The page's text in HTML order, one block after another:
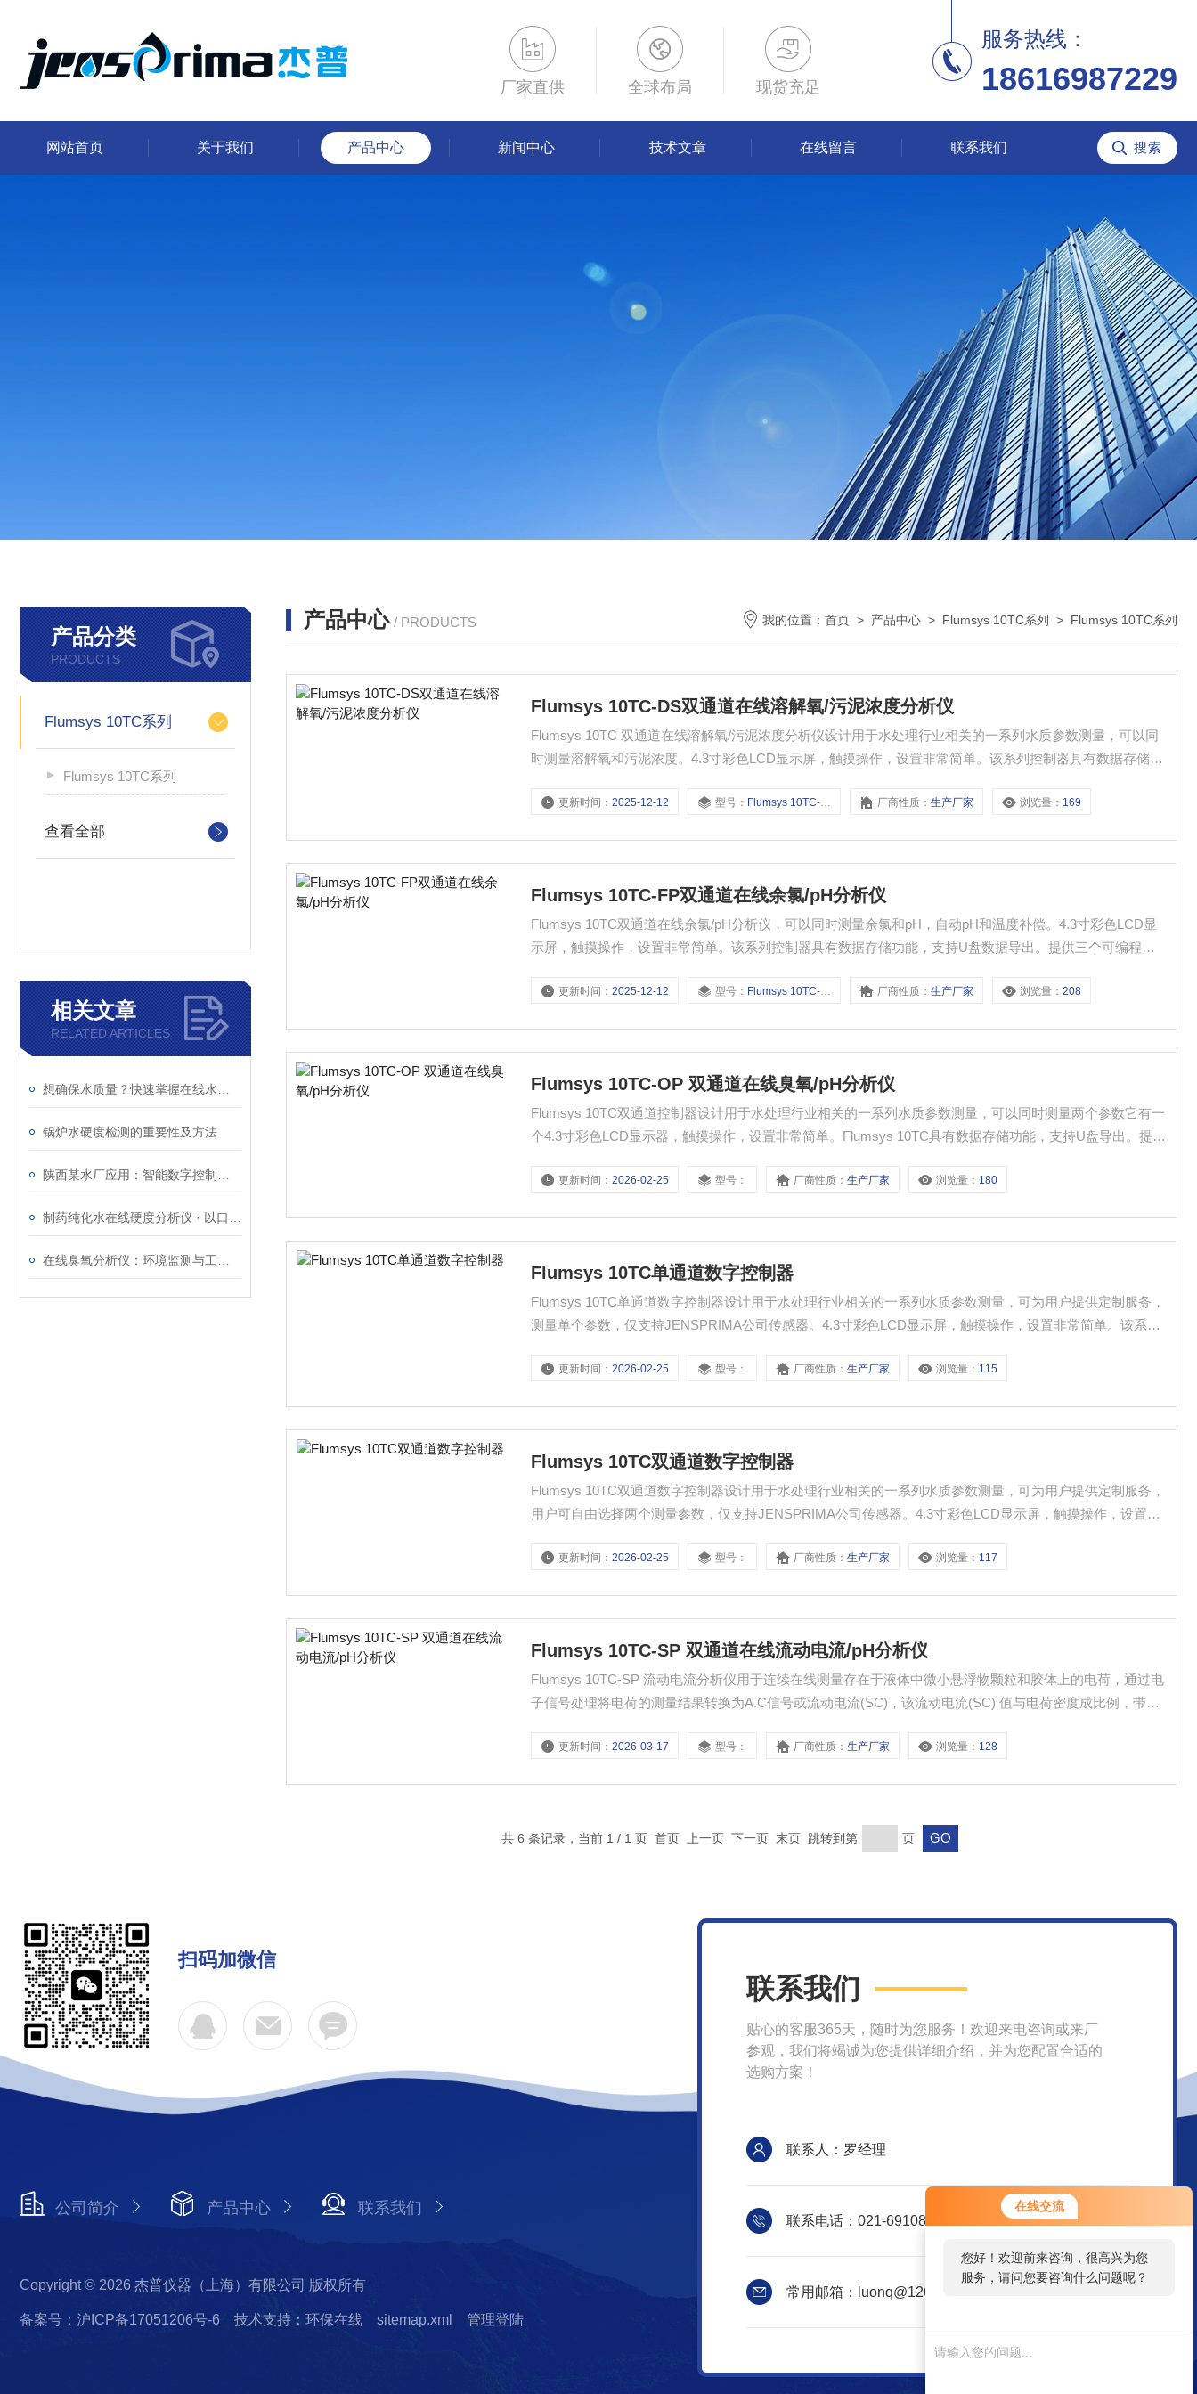
在线交流
您好！欢迎前来咨询，很高兴为您
服务，请问您要咨询什么问题呢？
厂家直供 全球布局 现货充足
服务热线：
18616987229
网站首页 关于我们 产品中心 新闻中心 技术文章 在线留言 联系我们
产品分类
PRODUCTS
Flumsys 10TC系列
Flumsys 10TC系列
查看全部
相关文章
RELATED ARTICLES
锅炉水硬度检测的重要性及方法
产品中心 / PRODUCTS 我的位置： 首页 > 产品中心 > Flumsys 10TC系列 > Flumsys 10TC系列
Flumsys 10TC-DS双通道在线溶解氧/污泥浓度分析仪
Flumsys 10TC 双通道在线溶解氧/污泥浓度分析仪设计用于水处理行业相关的一系列水质参数测量，可以同
时测量溶解氧和污泥浓度。4.3寸彩色LCD显示屏，触摸操作，设置非常简单。该系列控制器具有数据存储功
量参数 溶解氧：0-20.00mg/L 污泥浓度：0-30.0g/L
更新时间：2025-12-12 型号： Flumsys 10TC-DS 厂商性质：生产厂家 浏览量： 169
Flumsys 10TC-FP双通道在线余氯/pH分析仪
Flumsys 10TC双通道在线余氯/pH分析仪，可以同时测量余氯和pH，自动pH和温度补偿。4.3寸彩色LCD显
示屏，触摸操作，设置非常简单。该系列控制器具有数据存储功能，支持U盘数据导出。提供三个可编程的
2.000/0-20.00mg/LpH：0-14p......
更新时间：2025-12-12 型号： Flumsys 10TC-FP 厂商性质：生产厂家 浏览量：208
Flumsys 10TC-OP 双通道在线臭氧/pH分析仪
Flumsys 10TC双通道控制器设计用于水处理行业相关的一系列水质参数测量，可以同时测量两个参数它有一
个4.3寸彩色LCD显示器，触摸操作，设置非常简单。Flumsys 10TC具有数据存储功能，支持U盘导出。提供
仪表进行远程查询。 特点 ......
更新时间：2026-02-25 型号： 厂商性质：生产厂家 浏览量： 180
Flumsys 10TC单通道数字控制器
Flumsys 10TC单通道数字控制器设计用于水处理行业相关的一系列水质参数测量，可为用户提供定制服务，
测量单个参数，仅支持JENSPRIMA公司传感器。4.3寸彩色LCD显示屏，触摸操作，设置非常简单。该系列
设备，标配RS485 Modbus RTU通讯。 ......
更新时间：2026-02-25 型号： 厂商性质：生产厂家 浏览量： 115
Flumsys 10TC双通道数字控制器
Flumsys 10TC双通道数字控制器设计用于水处理行业相关的一系列水质参数测量，可为用户提供定制服务，
用户可自由选择两个测量参数，仅支持JENSPRIMA公司传感器。4.3寸彩色LCD显示屏，触摸操作，设置非
出，用于控制辅助设备，标配RS485 Modbus RTU通讯。 ......
更新时间：2026-02-25 型号： 厂商性质：生产厂家 浏览量： 117
Flumsys 10TC-SP 双通道在线流动电流/pH分析仪
Flumsys 10TC-SP 流动电流分析仪用于连续在线测量存在于液体中微小悬浮物颗粒和胶体上的电荷，通过电
子信号处理将电荷的测量结果转换为A.C信号或流动电流(SC)，该流动电流(SC) 值与电荷密度成比例，带电
浊度)变化，从而使操作人员可以相应的调整絮凝剂的计量。 Flumsys10TC-......
更新时间：2026-03-17 型号： 厂商性质：生产厂家 浏览量： 128
共 6 条记录，当前 1 / 1 页 首页 上一页 下一页 末页 跳转到第 页
扫码加微信
公司简介 产品中心 联系我们
Copyright © 2026 杰普仪器（上海）有限公司 版权所有
备案号：沪ICP备17051206号-6 技术支持：环保在线 sitemap.xml 管理登陆
联系我们
贴心的客服365天，随时为您服务！欢迎来电咨询或来厂
参观，我们将竭诚为您提供详细介绍，并为您配置合适的
选购方案！
联系人：罗经理
联系电话：021-69108153
常用邮箱：luonq@126.com